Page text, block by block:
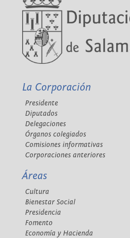
La Corporación
Presidente
Diputados
Delegaciones
Órganos colegiados
Comisiones informativas
Corporaciones anteriores
Áreas
Cultura
Bienestar Social
Presidencia
Fomento
Economía y Hacienda